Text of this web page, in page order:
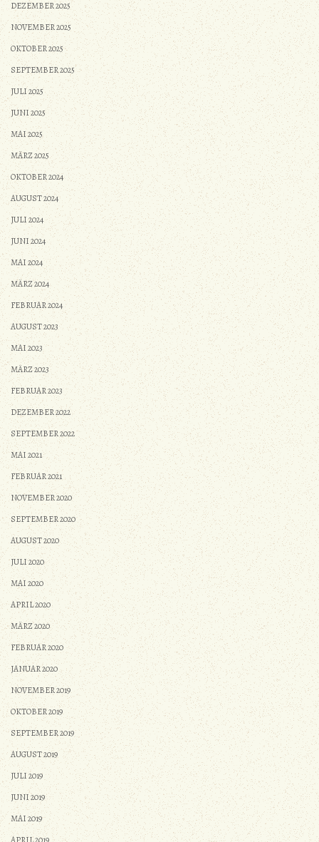
DEZEMBER 2025
NOVEMBER 2025
OKTOBER 2025
SEPTEMBER 2025
JULI 2025
JUNI 2025
MAI 2025
MÄRZ 2025
OKTOBER 2024
AUGUST 2024
JULI 2024
JUNI 2024
MAI 2024
MÄRZ 2024
FEBRUAR 2024
AUGUST 2023
MAI 2023
MÄRZ 2023
FEBRUAR 2023
DEZEMBER 2022
SEPTEMBER 2022
MAI 2021
FEBRUAR 2021
NOVEMBER 2020
SEPTEMBER 2020
AUGUST 2020
JULI 2020
MAI 2020
APRIL 2020
MÄRZ 2020
FEBRUAR 2020
JANUAR 2020
NOVEMBER 2019
OKTOBER 2019
SEPTEMBER 2019
AUGUST 2019
JULI 2019
JUNI 2019
MAI 2019